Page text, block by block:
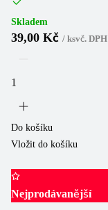
Skladem
39,00 Kč / ksvč. DPH
Do košíku
Vložit do košíku
Nejprodávanější